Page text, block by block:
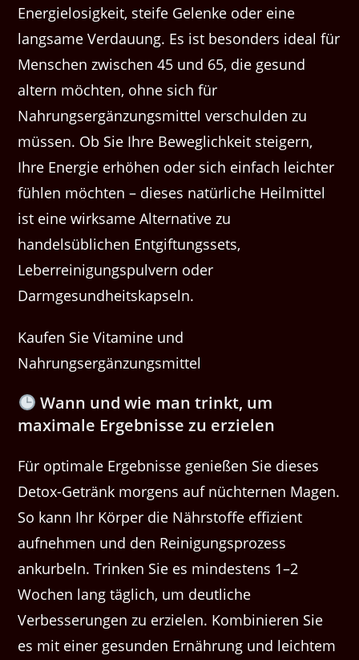
Energielosigkeit, steife Gelenke oder eine
langsame Verdauung. Es ist besonders ideal für
Menschen zwischen 45 und 65, die gesund
altern möchten, ohne sich für
Nahrungsergänzungsmittel verschulden zu
müssen. Ob Sie Ihre Beweglichkeit steigern,
Ihre Energie erhöhen oder sich einfach leichter
fühlen möchten – dieses natürliche Heilmittel
ist eine wirksame Alternative zu
handelsüblichen Entgiftungssets,
Leberreinigungspulvern oder
Darmgesundheitskapseln.
Kaufen Sie Vitamine und
Nahrungsergänzungsmittel
Wann und wie man trinkt, um
maximale Ergebnisse zu erzielen
Für optimale Ergebnisse genießen Sie dieses
Detox-Getränk morgens auf nüchternen Magen.
So kann Ihr Körper die Nährstoffe effizient
aufnehmen und den Reinigungsprozess
ankurbeln. Trinken Sie es mindestens 1–2
Wochen lang täglich, um deutliche
Verbesserungen zu erzielen. Kombinieren Sie
es mit einer gesunden Ernährung und leichtem